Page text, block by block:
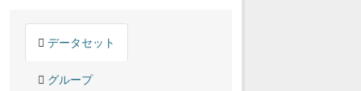
データセット
グループ